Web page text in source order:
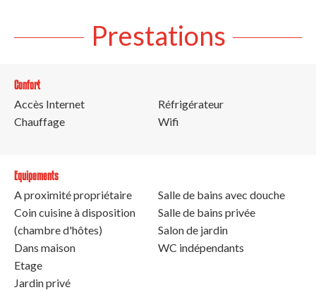
Prestations
Confort
Accès Internet
Chauffage
Réfrigérateur
Wifi
Equipements
A proximité propriétaire
Coin cuisine à disposition
(chambre d'hôtes)
Dans maison
Etage
Jardin privé
Salle de bains avec douche
Salle de bains privée
Salon de jardin
WC indépendants